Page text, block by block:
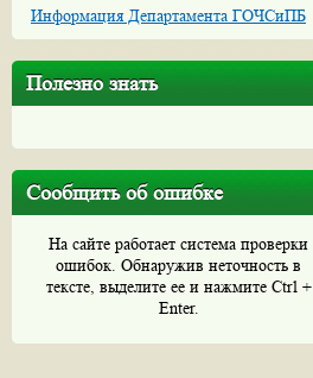
Информация Департамента ГОЧСиПБ
Полезно знать
Сообщить об ошибке
На сайте работает система проверки
ошибок. Обнаружив неточность в
тексте, выделите ее и нажмите Ctrl +
Enter.